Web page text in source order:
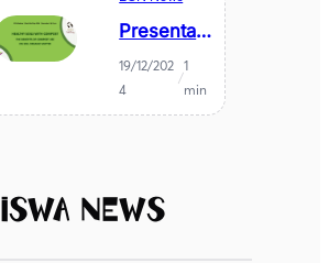
Presentati
the ECN
webinar
on Healthy
19/12/202
4
/
1
min
ISWA News